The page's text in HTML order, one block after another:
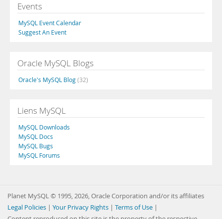
Events
MySQL Event Calendar
Suggest An Event
Oracle MySQL Blogs
Oracle's MySQL Blog(32)
Liens MySQL
MySQL Downloads
MySQL Docs
MySQL Bugs
MySQL Forums
Planet MySQL © 1995, 2026, Oracle Corporation and/or its affiliates
Legal Policies | Your Privacy Rights | Terms of Use |